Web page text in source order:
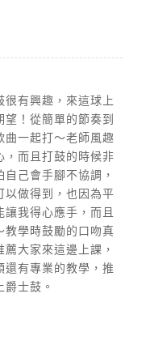
有興趣，來這球上
！ 從簡單的節奏到
曲一起打～老師風趣
，而且打鼓的時候非
自己會手腳不協調，
做得到， 也因為平
我得心應手， 而且
教學時鼓勵的口吻真
薦大家來這邊上課，
有專業的教學， 推
士鼓。